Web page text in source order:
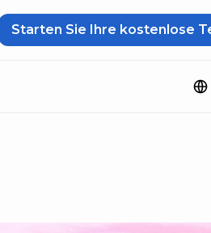
Starten Sie Ihre kostenlose